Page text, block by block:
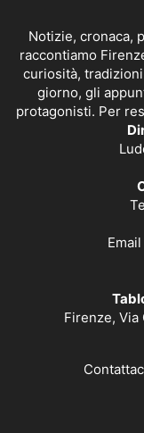
Notizie, cronaca,
raccontiamo
curiosità,
giorno, gli
protagonisti. Per
Email
Firenze, Via